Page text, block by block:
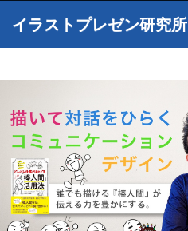
イラストプレゼン研究所